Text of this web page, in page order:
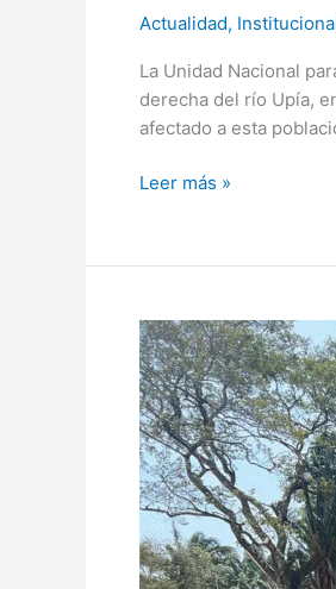
Actualidad,
La Unidad Nacional
derecha del río Upía,
afectado a esta
Leer más »
Deforestación
en
Casanare:
alza
preocupante
y
factores
críticos